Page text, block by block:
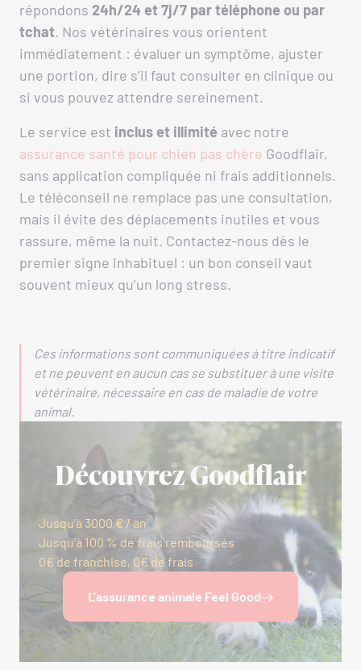
répondons 24h/24 et 7j/7 par téléphone ou par
tchat. Nos vétérinaires vous orientent
immédiatement : évaluer un symptôme, ajuster
une portion, dire s’il faut consulter en clinique ou
si vous pouvez attendre sereinement.
Le service est inclus et illimité avec notre
assurance santé pour chien pas chère Goodflair,
sans application compliquée ni frais additionnels.
Le téléconseil ne remplace pas une consultation,
mais il évite des déplacements inutiles et vous
rassure, même la nuit. Contactez-nous dès le
premier signe inhabituel : un bon conseil vaut
souvent mieux qu’un long stress.
Ces informations sont communiquées à titre indicatif
et ne peuvent en aucun cas se substituer à une visite
vétérinaire, nécessaire en cas de maladie de votre
animal.
Découvrez Goodflair
Jusqu’à 3000 € / an
Jusqu’à 100 % de frais remboursés
0€ de franchise, 0€ de frais
L'assurance animale Feel Good